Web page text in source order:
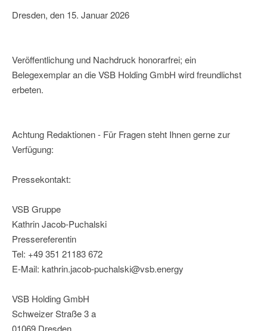
Dresden, den 15. Januar 2026
Veröffentlichung und Nachdruck honorarfrei; ein
Belegexemplar an die VSB Holding GmbH wird freundlichst
erbeten.
Achtung Redaktionen - Für Fragen steht Ihnen gerne zur
Verfügung:
Pressekontakt:
VSB Gruppe
Kathrin Jacob-Puchalski
Pressereferentin
Tel: +49 351 21183 672
E-Mail: kathrin.jacob-puchalski@vsb.energy
VSB Holding GmbH
Schweizer Straße 3 a